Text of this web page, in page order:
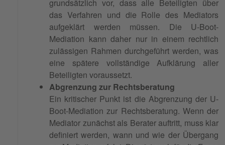
grundsätzlich vor, dass alle Beteiligten über
das Verfahren und die Rolle des Mediators
aufgeklärt werden müssen. Die U-Boot-
Mediation kann daher nur in einem rechtlich
zulässigen Rahmen durchgeführt werden, was
eine spätere vollständige Aufklärung aller
Beteiligten voraussetzt.
Abgrenzung zur Rechtsberatung
Ein kritischer Punkt ist die Abgrenzung der U-
Boot-Mediation zur Rechtsberatung. Wenn der
Mediator zunächst als Berater auftritt, muss klar
definiert werden, wann und wie der Übergang